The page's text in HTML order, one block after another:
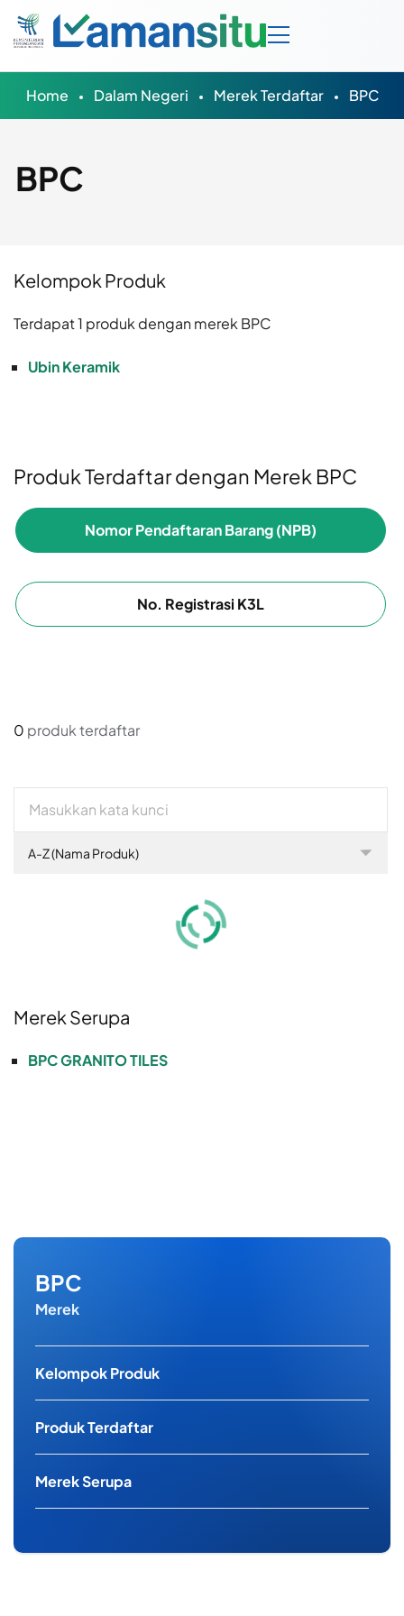
Home Dalam Negeri Merek Terdaftar BPC
BPC
Kelompok Produk
Terdapat 1 produk dengan merek BPC
Ubin Keramik
Produk Terdaftar dengan Merek BPC
Nomor Pendaftaran Barang (NPB)
No. Registrasi K3L
0 produk terdaftar
A-Z (Nama Produk)
Merek Serupa
BPC GRANITO TILES
BPC
Merek
Kelompok Produk
Produk Terdaftar
Merek Serupa